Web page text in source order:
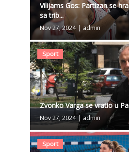
Vilijams Gos: Partizan se
sa trib...
Nov 27, 2024 | admin
Sport
Zvonko Varga se vratio u
Nov 27, 2024 | admin
Sport